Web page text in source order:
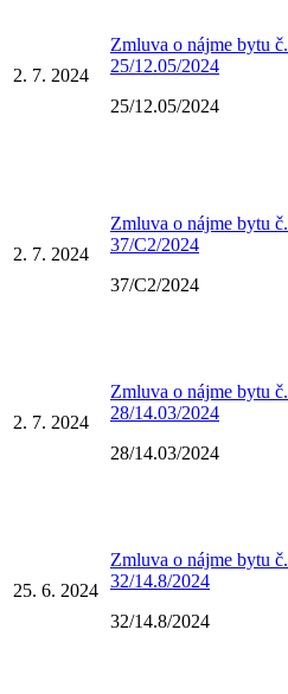
2. 7. 2024
Zmluva o nájme bytu č.
25/12.05/2024
25/12.05/2024
2. 7. 2024
Zmluva o nájme bytu č.
37/C2/2024
37/C2/2024
2. 7. 2024
Zmluva o nájme bytu č.
28/14.03/2024
28/14.03/2024
25. 6. 2024
Zmluva o nájme bytu č.
32/14.8/2024
32/14.8/2024